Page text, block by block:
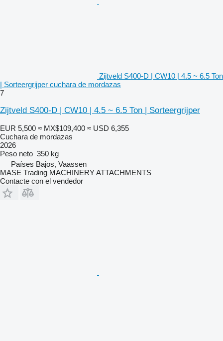
Zijtveld S400-D | CW10 | 4.5 ~ 6.5 Ton
| Sorteergrijper cuchara de mordazas
7
Zijtveld S400-D | CW10 | 4.5 ~ 6.5 Ton | Sorteergrijper
EUR 5,500 ≈ MX$109,400 ≈ USD 6,355
Cuchara de mordazas
2026
Peso neto 350 kg
Países Bajos, Vaassen
MASE Trading MACHINERY ATTACHMENTS
Contacte con el vendedor